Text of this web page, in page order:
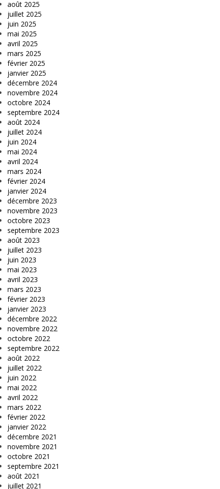
août 2025
juillet 2025
juin 2025
mai 2025
avril 2025
mars 2025
février 2025
janvier 2025
décembre 2024
novembre 2024
octobre 2024
septembre 2024
août 2024
juillet 2024
juin 2024
mai 2024
avril 2024
mars 2024
février 2024
janvier 2024
décembre 2023
novembre 2023
octobre 2023
septembre 2023
août 2023
juillet 2023
juin 2023
mai 2023
avril 2023
mars 2023
février 2023
janvier 2023
décembre 2022
novembre 2022
octobre 2022
septembre 2022
août 2022
juillet 2022
juin 2022
mai 2022
avril 2022
mars 2022
février 2022
janvier 2022
décembre 2021
novembre 2021
octobre 2021
septembre 2021
août 2021
juillet 2021